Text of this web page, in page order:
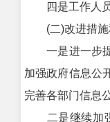
四是工作人员
(二)改进措施
一是进一步提
加强政府信息公
完善各部门信息
二是继续加强